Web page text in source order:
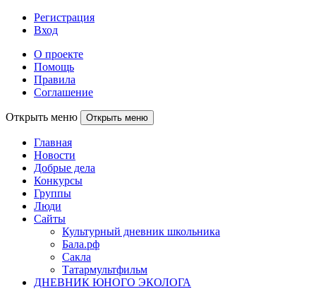
Регистрация
Вход
О проекте
Помощь
Правила
Соглашение
Открыть меню Открыть меню
Главная
Новости
Добрые дела
Конкурсы
Группы
Люди
Сайты
Культурный дневник школьника
Бала.рф
Сакла
Татармультфильм
ДНЕВНИК ЮНОГО ЭКОЛОГА